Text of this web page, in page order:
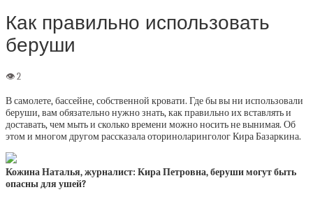
Как правильно использовать
беруши
В самолете, бассейне, собственной кровати. Где бы вы ни использовали
беруши, вам обязательно нужно знать, как правильно их вставлять и
доставать, чем мыть и сколько времени можно носить не вынимая. Об
этом и многом другом рассказала оториноларинголог Кира Базаркина.
Кожина Наталья, журналист: Кира Петровна, беруши могут быть
опасны для ушей?